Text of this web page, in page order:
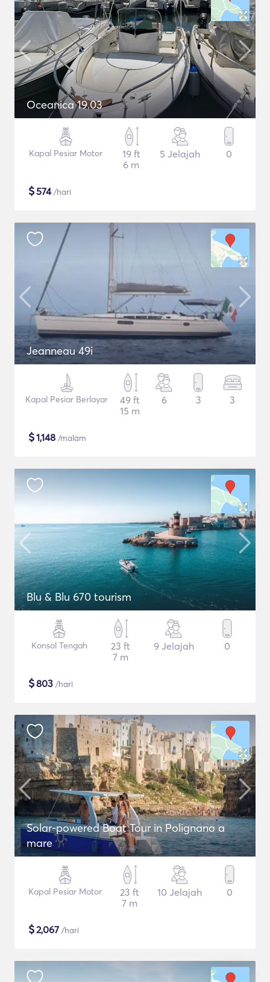
Oceanica 19.03
Kapal Pesiar Motor
19 ft
6 m
5 Jelajah 0
$574/hari
Jeanneau 49i
Kapal Pesiar Berlayar
49 ft
15 m
6 3 3
$1,148 /malam
Blu & Blu 670 tourism
Konsol Tengah
23 ft
7 m
9 Jelajah 0
$803 /hari
Solar-powered Boat Tour in Polignano a
mare
Kapal Pesiar Motor
23 ft
7 m
10 Jelajah 0
$2,067 /hari